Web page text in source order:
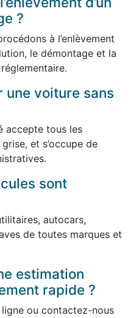
?
à l’enlèvement
le démontage et la
une voiture sans
accepte tous les
et s’occupe de
sont
autocars,
de toutes marques et
estimation
rapide ?
ou contactez-nous